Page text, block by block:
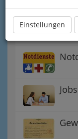
Einstellungen